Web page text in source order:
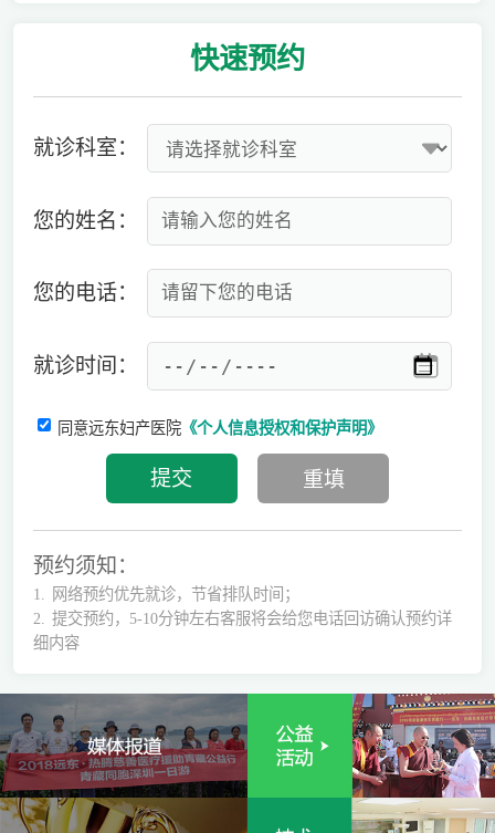
快速预约
就诊科室：
您的姓名：
您的电话：
就诊时间：
同意远东妇产医院《个人信息授权和保护声明》
预约须知：
1. 网络预约优先就诊，节省排队时间；
2. 提交预约，5-10分钟左右客服将会给您电话回访确认预约详
细内容